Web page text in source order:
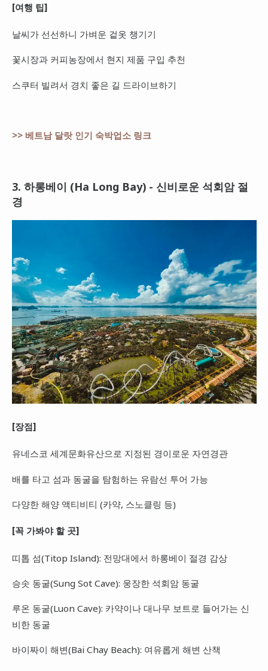
[여행 팁]
날씨가 선선하니 가벼운 겉옷 챙기기
꽃시장과 커피농장에서 현지 제품 구입 추천
스쿠터 빌려서 경치 좋은 길 드라이브하기
>> 베트남 달랏 인기 숙박업소 링크
3. 하롱베이 (Ha Long Bay) - 신비로운 석회암 절
경
[장점]
유네스코 세계문화유산으로 지정된 경이로운 자연경관
배를 타고 섬과 동굴을 탐험하는 유람선 투어 가능
다양한 해양 액티비티 (카약, 스노클링 등)
[꼭 가봐야 할 곳]
띠톱 섬(Titop Island): 전망대에서 하롱베이 절경 감상
승솟 동굴(Sung Sot Cave): 웅장한 석회암 동굴
루온 동굴(Luon Cave): 카약이나 대나무 보트로 들어가는 신
비한 동굴
바이짜이 해변(Bai Chay Beach): 여유롭게 해변 산책